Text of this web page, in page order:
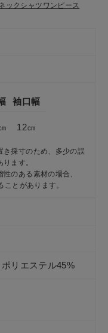
ックシャツワンピース
袖口幅
12㎝
採寸のため、多少の誤
ます。
のある素材の場合、
とがあります。
リエステル45%